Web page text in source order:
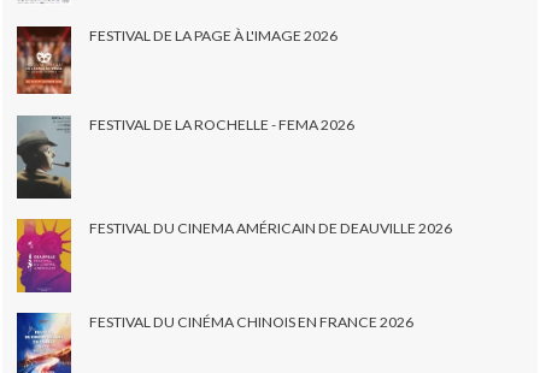
FESTIVAL DE LA PAGE À L'IMAGE 2026
FESTIVAL DE LA ROCHELLE - FEMA 2026
FESTIVAL DU CINEMA AMÉRICAIN DE DEAUVILLE 2026
FESTIVAL DU CINÉMA CHINOIS EN FRANCE 2026